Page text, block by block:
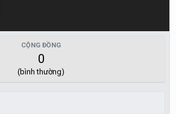
CỘNG ĐỒNG
0
(bình thường)